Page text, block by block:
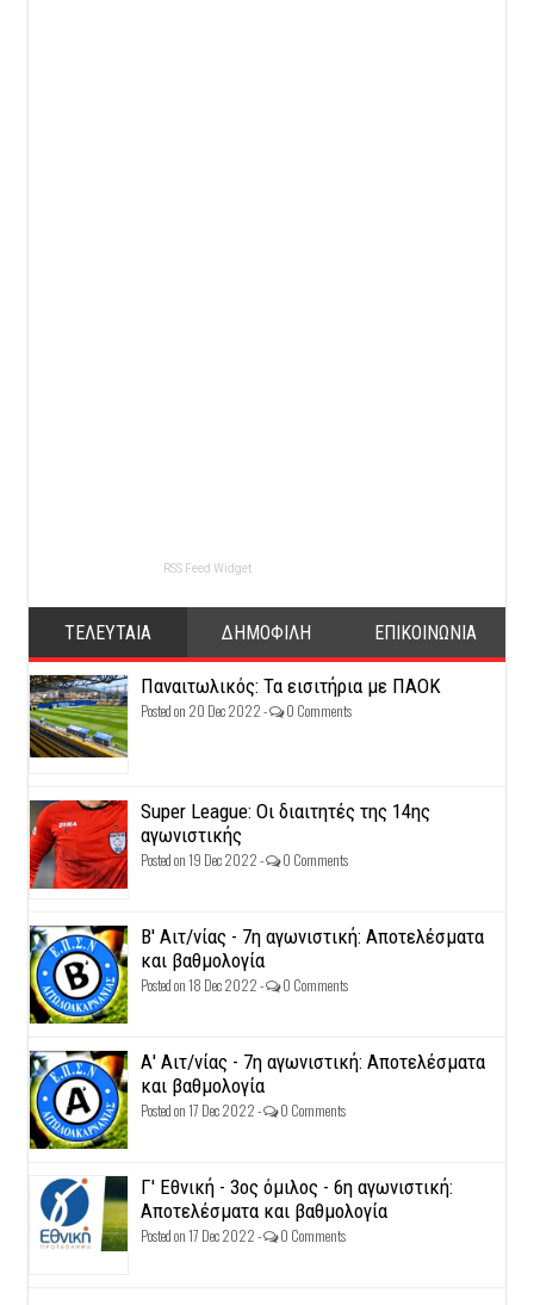
RSS Feed Widget
ΤΕΛΕΥΤΑΙΑ ΔΗΜΟΦΙΛΗ ΕΠΙΚΟΙΝΩΝΙΑ
Παναιτωλικός: Τα εισιτήρια με ΠΑΟΚ
Posted on 20 Dec 2022 - 0 Comments
Super League: Οι διαιτητές της 14ης
αγωνιστικής
Posted on 19 Dec 2022 - 0 Comments
Β' Αιτ/νίας - 7η αγωνιστική: Αποτελέσματα
και βαθμολογία
Posted on 18 Dec 2022 - 0 Comments
Α' Αιτ/νίας - 7η αγωνιστική: Αποτελέσματα
και βαθμολογία
Posted on 17 Dec 2022 - 0 Comments
Γ' Εθνική - 3ος όμιλος - 6η αγωνιστική:
Αποτελέσματα και βαθμολογία
Posted on 17 Dec 2022 - 0 Comments